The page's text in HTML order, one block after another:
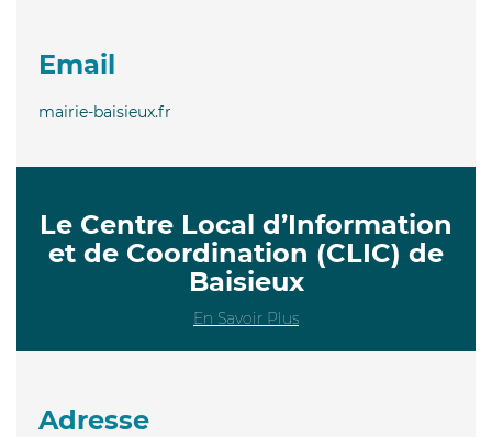
Email
mairie-baisieux.fr
Le Centre Local d’Information
et de Coordination (CLIC) de
Baisieux
En Savoir Plus
Adresse